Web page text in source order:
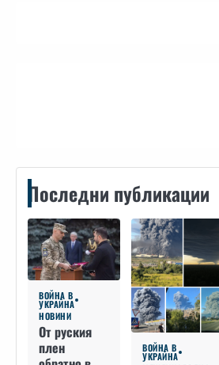
Последни публикации
ВОЙНА В
УКРАЙНА
НОВИНИ
От руския
плен
ВОЙНА В
УКРАЙНА